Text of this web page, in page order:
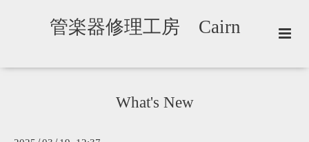
管楽器修理工房 Cairn
What's New